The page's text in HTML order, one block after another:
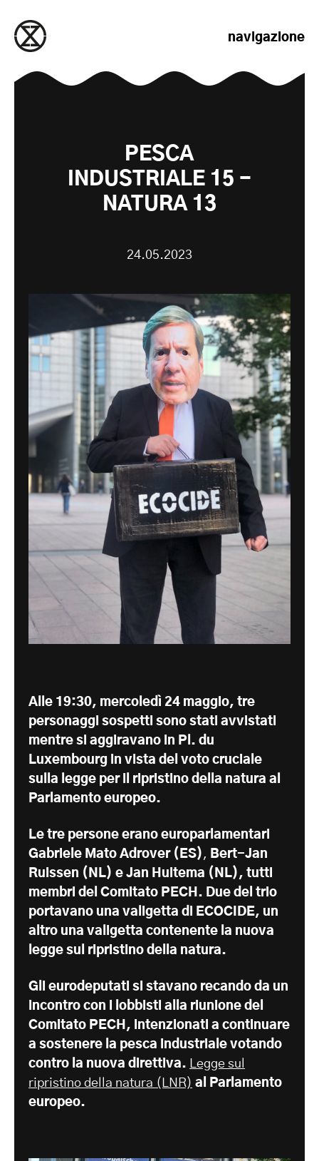
navigazione
PESCA
INDUSTRIALE 15 -
NATURA 13
24.05.2023
Alle 19:30, mercoledì 24 maggio, tre
personaggi sospetti sono stati avvistati
mentre si aggiravano in Pl. du
Luxembourg in vista del voto cruciale
sulla legge per il ripristino della natura al
Parlamento europeo.
Le tre persone erano europarlamentari
Gabriele Mato Adrover (ES), Bert-Jan
Ruissen (NL) e Jan Huitema (NL), tutti
membri del Comitato PECH. Due del trio
portavano una valigetta di ECOCIDE, un
altro una valigetta contenente la nuova
legge sul ripristino della natura.
Gli eurodeputati si stavano recando da un
incontro con i lobbisti alla riunione del
Comitato PECH, intenzionati a continuare
a sostenere la pesca industriale votando
contro la nuova direttiva. Legge sul
ripristino della natura (LNR) al Parlamento
europeo.